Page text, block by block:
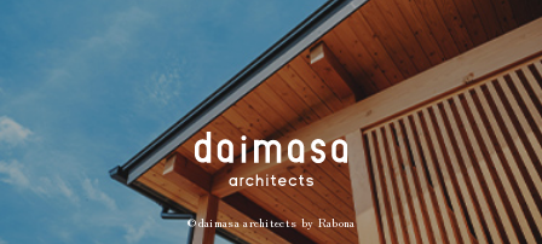
©daimasa architects byRabona